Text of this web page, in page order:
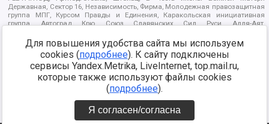
Державная, Сектор 16, Независимость, Фирма, Молодежная правозащитная
группа МПГ, Курсом Правды и Единения, Каракольская инициативная
группа, Автоград Крю, Союз Славянских Сил Руси, Алля-Аят,
Арестантское уголовное единство, Башкорт, Нация и свобода, W.H.С., Фалунь
Дафа, Иртыш Ultras, Русский Патриотический клуб-Новокузнецк/РПК,
Сибирский державный союз, Фонд борьбы с коррупцией, Фонд защиты прав
граждан, Штабы Навального, Совет граждан СССР Прикубанского округа г.
Краснодара
https://minjust.gov.ru/ru/documents/7822/
Для повышения удобства сайта мы используем
cookies (подробнее). К сайту подключены
сервисы Yandex.Metrika, LiveInternet, top.mail.ru,
которые также используют файлы cookies
(подробнее).
Я согласен/согласна